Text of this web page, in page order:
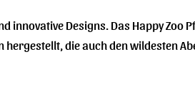
Designs. Das Happy Zoo
die auch den wildesten